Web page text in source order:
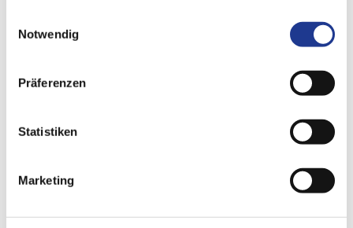
Notwendig
Präferenzen
Statistiken
Marketing